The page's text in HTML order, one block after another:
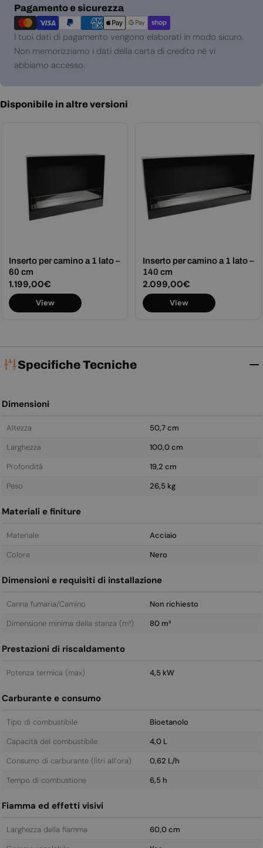
Pagamento e sicurezza
Metodi
di
pagamento
I tuoi dati di pagamento vengono elaborati in modo sicuro.
Non memorizziamo i dati della carta di credito né vi
abbiamo accesso.
Disponibile in altre versioni
Inserto per camino a 1 lato –
60 cm
Prezzo
normale
1.199,00€
View
Inserto per camino a 1 lato –
140 cm
Prezzo
normale
2.099,00€
View
Specifiche Tecniche
Dimensioni
Altezza
50,7 cm
Larghezza
100,0 cm
Profondità
19,2 cm
Peso
26,5 kg
Materiali e finiture
Materiale
Acciaio
Colore
Nero
Dimensioni e requisiti di installazione
Canna fumaria/Camino
Non richiesto
Dimensione minima della stanza (m³)
80 m³
Prestazioni di riscaldamento
Potenza termica (max) 4,5 kW
Carburante e consumo
Tipo di combustibile
Bioetanolo
Capacità del combustibile
4,0 L
Consumo di carburante (litri all’ora)
0,62 L/h
Tempo di combustione
6,5 h
Fiamma ed effetti visivi
Larghezza della fiamma
60,0 cm